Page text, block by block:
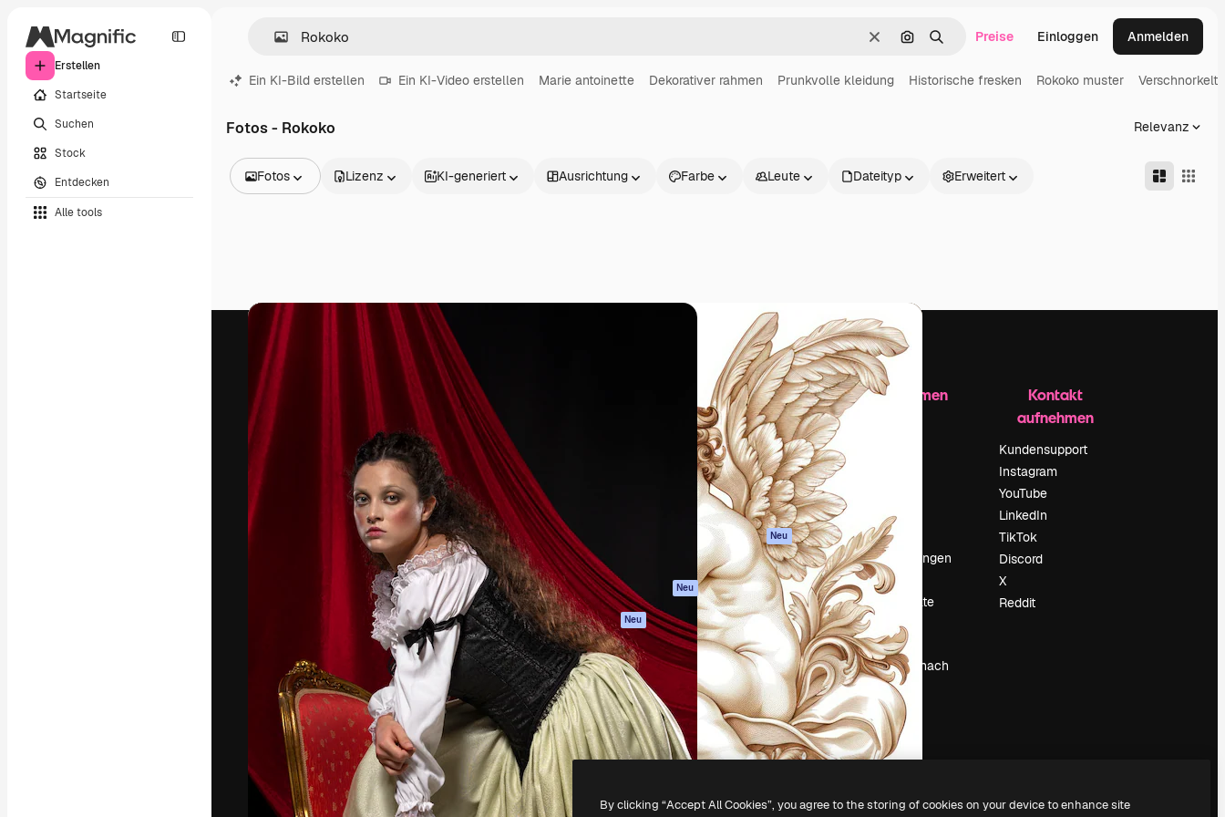
Erstellen
Startseite
Suchen
Stock
Entdecken
Alle tools
LöschenNach Bild suchen
SuchenPreise Einloggen Anmelden
Ein KI-Bild erstellen Ein KI-Video erstellen Marie antoinette Dekorativer rahmen Prunkvolle kleidung Historische fresken Rokoko muster Verschnorkelt
Fotos - Rokoko Relevanz
Fotos
Videos
Filmmaterial
Motion Graphics
Videovorlagen
Icons
3D-Modelle
Schriftarten
Lizenz KI-generiert Ausrichtung Farbe Leute Dateityp Erweitert
Die kreative Plattform, um deine beste
Arbeit zu verwirklichen. Mehr als 1 Million
Abonnenten unter Kreativen, Unternehmen,
Agenturen und Studios.
Deutsch
Stimmengenerator
Stock-Inhalte
MCP für
Claude/ChatGPT
Neu
Agenten Neu
API
Mobile App
Alle Magnific-Tools
Loslegen
Academy
Dokumentation
Support
AGB
Datenschutzerklärung
Originale Neu
Cookie-Richtlinie
Vertrauenszentrum
Partner
Unternehmen
Unternehmen
Suchtrends
Blog
Veranstaltungen
Slidesgo
Deine Inhalte
verkaufen
Pressesaal
Suchst du nach
magnific.ai
Kontakt
aufnehmen
Kundensupport
Instagram
YouTube
LinkedIn
TikTok
Discord
X
Reddit
Copyright © 2010-2026 Freepik Company S.L.U. Alle Rechte vorbehalten.
By clicking “Accept All Cookies”, you agree to the storing of cookies on your device to enhance site